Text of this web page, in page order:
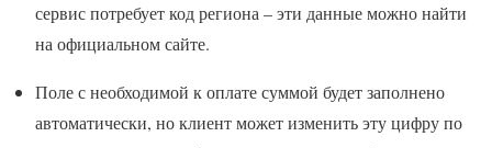
сервис потребует код региона – эти данные можно найти
на официальном сайте.
Поле с необходимой к оплате суммой будет заполнено
автоматически, но клиент может изменить эту цифру по